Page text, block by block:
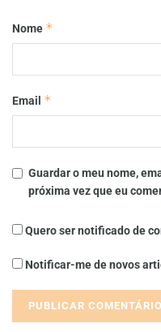
Nome *
Email *
Guardar o meu nome,
próxima vez que eu
Quero ser notificado de
Notificar-me de novos